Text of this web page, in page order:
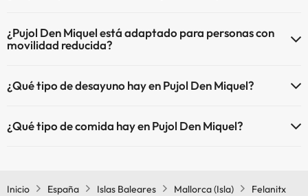
¿Pujol Den Miquel está adaptado para personas con
movilidad reducida?
reducida.
¿Qué tipo de desayuno hay en Pujol Den Miquel?
buffet.
¿Qué tipo de comida hay en Pujol Den Miquel?
Inicio
España Islas Baleares Mallorca (Isla)
Felanitx